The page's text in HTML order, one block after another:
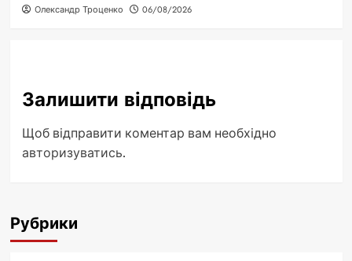
Олександр Троценко 06/08/2026
Залишити відповідь
Щоб відправити коментар вам необхідно
авторизуватись.
Рубрики